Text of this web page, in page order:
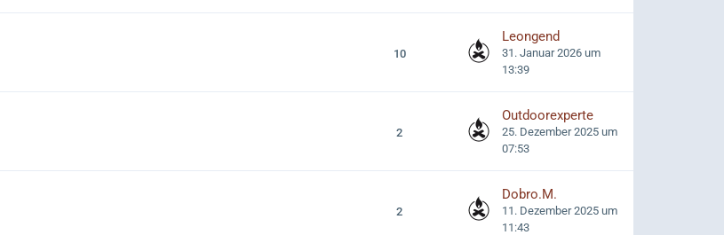
10
Leongend
31. Januar 2026 um
13:39
2
Outdoorexperte
25. Dezember 2025 um
07:53
2
Dobro.M.
11. Dezember 2025 um
11:43